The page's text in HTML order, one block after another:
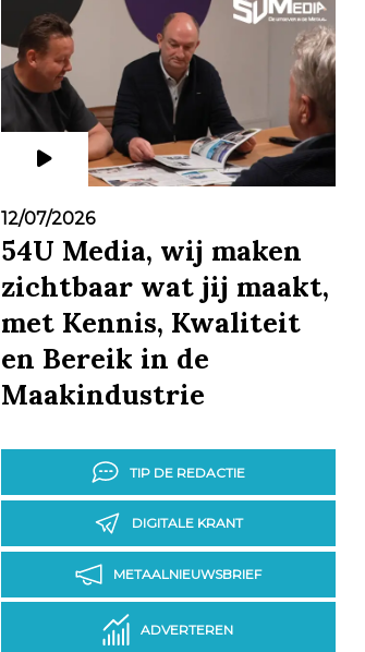
12/07/2026
54U Media, wij maken
zichtbaar wat jij maakt,
met Kennis, Kwaliteit
en Bereik in de
Maakindustrie
TIP DE REDACTIE
DIGITALE KRANT
METAALNIEUWSBRIEF
ADVERTEREN